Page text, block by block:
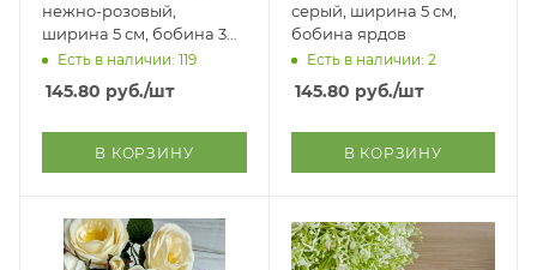
нежно-розовый,
ширина 5 см, бобина 30
ярдов
Есть в наличии: 119
145.80 руб./шт
В КОРЗИНУ
серый, ширина 5 см,
бобина ярдов
Есть в наличии: 2
145.80 руб./шт
В КОРЗИНУ